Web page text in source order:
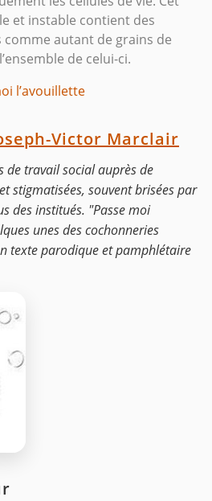
et instable contient des
comme autant de grains de
de celui-ci.
l’avouillette
Victor Marclair
de travail social auprès de
stigmatisées, souvent brisées par
des institués. "Passe moi
unes des cochonneries
texte parodique et pamphlétaire